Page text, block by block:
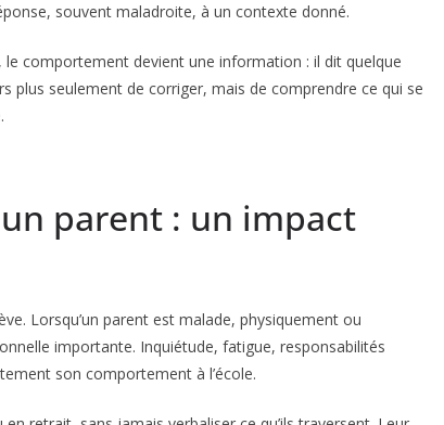
souvent maladroite, à un contexte donné.
comportement devient une information : il dit quelque
plus seulement de corriger, mais de comprendre ce qui se
parent : un impact
Lorsqu’un parent est malade, physiquement ou
importante. Inquiétude, fatigue, responsabilités
son comportement à l’école.